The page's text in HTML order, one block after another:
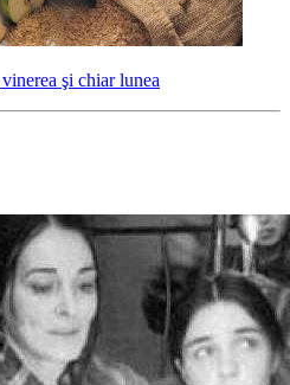
şi chiar lunea